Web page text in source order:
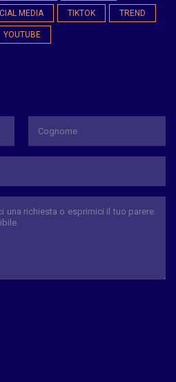
MEDIA TIKTOK TREND
YOUTUBE